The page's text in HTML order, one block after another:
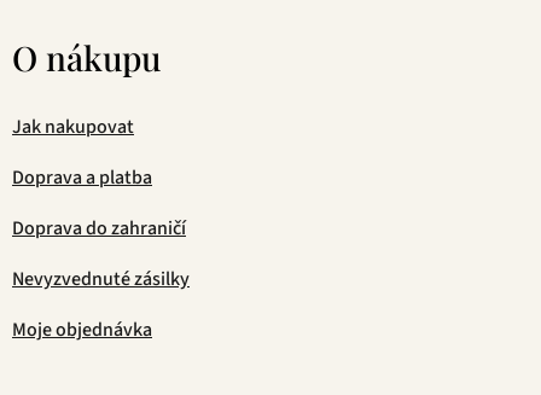
O nákupu
Jak nakupovat
Doprava a platba
Doprava do zahraničí
Nevyzvednuté zásilky
Moje objednávka